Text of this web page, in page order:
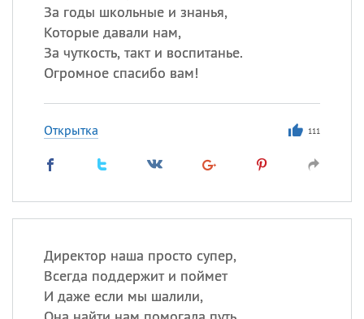
За годы школьные и знанья,
Которые давали нам,
За чуткость, такт и воспитанье.
Огромное спасибо вам!
Открытка 111
Директор наша просто супер,
Всегда поддержит и поймет
И даже если мы шалили,